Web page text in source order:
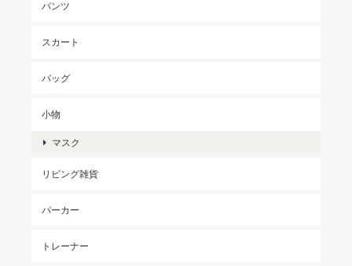
パンツ
スカート
バッグ
小物
マスク
リビング雑貨
パーカー
トレーナー